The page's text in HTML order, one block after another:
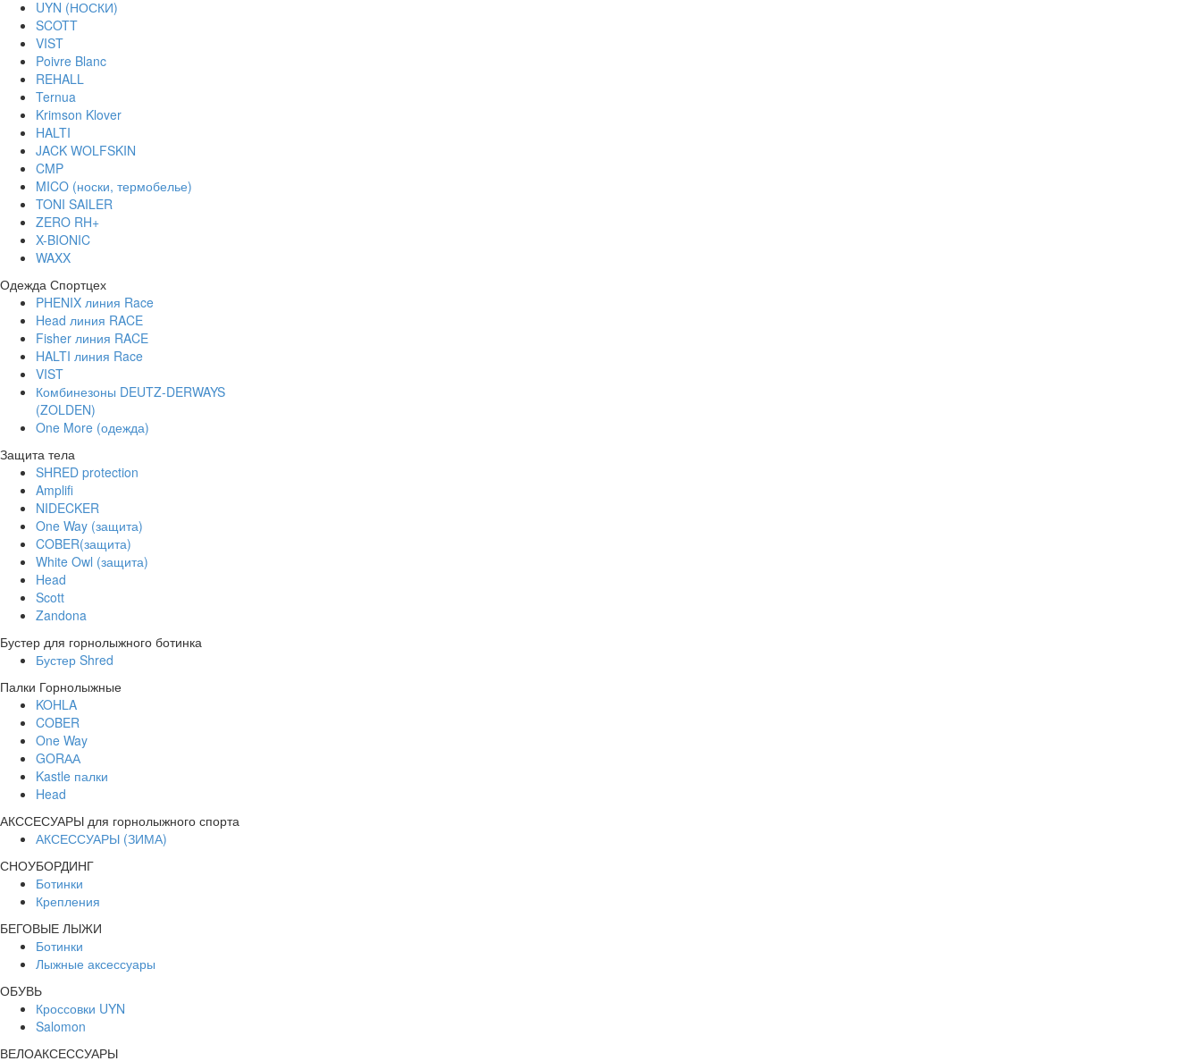
UYN (НОСКИ)
SCOTT
VIST
Poivre Blanc
REHALL
Ternua
Krimson Klover
HALTI
JACK WOLFSKIN
CMP
MICO (носки, термобелье)
TONI SAILER
ZERO RH+
X-BIONIC
WAXX
Одежда Спортцех
PHENIX линия Race
Head линия RACE
Fisher линия RACE
HALTI линия Race
VIST
Комбинезоны DEUTZ-DERWAYS
(ZOLDEN)
One More (одежда)
Защита тела
SHRED protection
Amplifi
NIDECKER
One Way (защита)
COBER(защита)
White Owl (защита)
Head
Scott
Zandona
Бустер для горнолыжного ботинка
Бустер Shred
Палки Горнолыжные
KOHLA
COBER
One Way
GORАА
Kastle палки
Head
АКССЕСУАРЫ для горнолыжного спорта
АКСЕССУАРЫ (ЗИМА)
СНОУБОРДИНГ
Ботинки
Крепления
БЕГОВЫЕ ЛЫЖИ
Ботинки
Лыжные аксессуары
ОБУВЬ
Кроссовки UYN
Salomon
ВЕЛОАКСЕССУАРЫ